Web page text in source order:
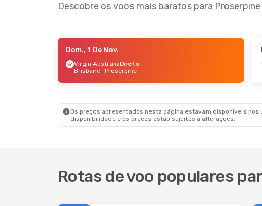
Descobre os voos mais baratos para Proserpine
- Seg., 7 De Set.
1 Escala
- Proserpine
Dom., 1 De Nov.
Virgin AustraliaDireto
Brisbane- Proserpine
Os preços apresentados nesta página estavam disponíveis
disponibilidade e os preços estão sujeitos a alterações.
Rotas de voo populares